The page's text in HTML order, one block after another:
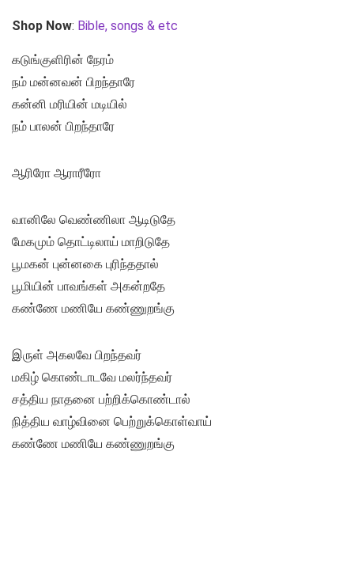
Shop Now: Bible, songs & etc
கடுங்குளிரின் நேரம்
நம் மன்னவன் பிறந்தாரே
கன்னி மரியின் மடியில்
நம் பாலன் பிறந்தாரே
ஆரிரோ ஆராரீரோ
வானிலே வெண்ணிலா ஆடிடுதே
மேகமும் தொட்டிலாய் மாறிடுதே
பூமகன் புன்னகை புரிந்ததால்
பூமியின் பாவங்கள் அகன்றதே
கண்ணே மணியே கண்ணுறங்கு
இருள் அகலவே பிறந்தவர்
மகிழ் கொண்டாடவே மலர்ந்தவர்
சத்திய நாதனை பற்றிக்கொண்டால்
நித்திய வாழ்வினை பெற்றுக்கொள்வாய்
கண்ணே மணியே கண்ணுறங்கு